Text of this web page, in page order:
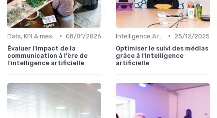
• 08/01/2026
Évaluer l'impact de la
communication à l'ère de
l'intelligence artificielle
•
25/12/2025
Optimiser le suivi des médias
grâce à l'intelligence
artificielle